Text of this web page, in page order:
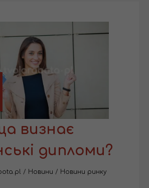
визнає
дипломи?
/ Новини / Новини ринку